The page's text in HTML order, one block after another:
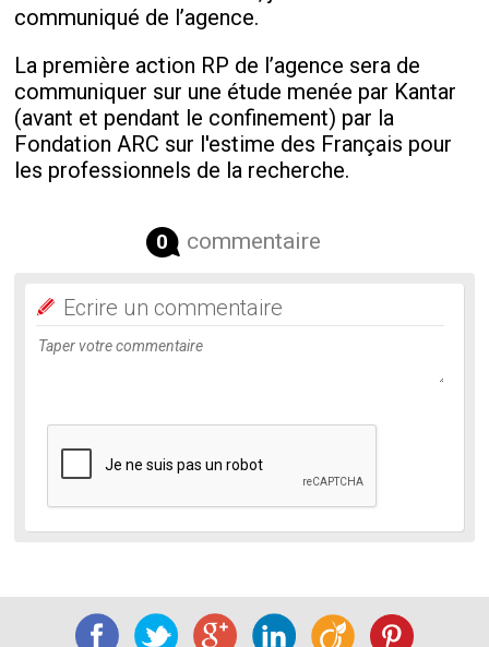
communiqué de l’agence.
La première action RP de l’agence sera de
communiquer sur une étude menée par Kantar
(avant et pendant le confinement) par la
Fondation ARC sur l'estime des Français pour
les professionnels de la recherche.
0 commentaire
Ecrire un commentaire